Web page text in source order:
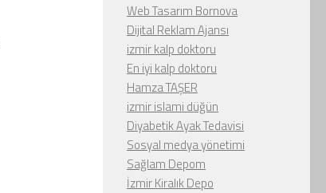
Web Tasarım Bornova
Dijital Reklam Ajansı
izmir kalp doktoru
En iyi kalp doktoru
Hamza TAŞER
izmir islami düğün
Diyabetik Ayak Tedavisi
Sosyal medya yönetimi
Sağlam Depom
İzmir Kiralık Depo